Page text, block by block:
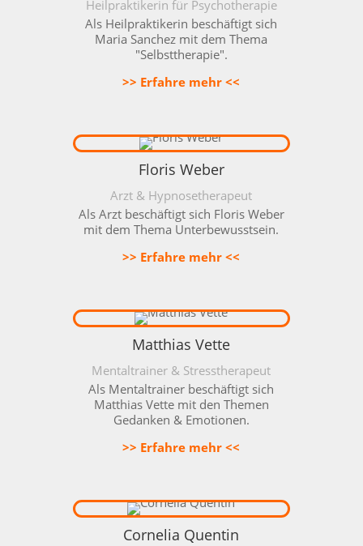
Heilpraktikerin für Psychotherapie
Als Heilpraktikerin beschäftigt sich
Maria Sanchez mit dem Thema
"Selbsttherapie".
>> Erfahre mehr <<
Floris Weber
Arzt & Hypnosetherapeut
Als Arzt beschäftigt sich Floris Weber
mit dem Thema Unterbewusstsein.
>> Erfahre mehr <<
Matthias Vette
Mentaltrainer & Stresstherapeut
Als Mentaltrainer beschäftigt sich
Matthias Vette mit den Themen
Gedanken & Emotionen.
>> Erfahre mehr <<
Cornelia Quentin